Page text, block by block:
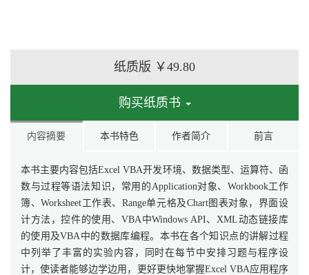
纸质版 ￥49.80
购买纸质书
内容摘要 本书特色 作者简介 前言
本书主要内容包括Excel VBA开发环境、数据类型、运算符、函
数与过程等语法知识，常用的Application对象、Workbook工作
簿、Worksheet工作表、Range单元格及Chart图表对象，界面设
计方法，控件的使用、VBA中Windows API、XML动态链接库
的使用及VBA中的数据库编程。本书在各个知识点的讲解过程
中列举了丰富的实验内容，同时在每节中安排习题与程序设
计，使读者能够边学边用，更好更快地掌握Excel VBA应用程序